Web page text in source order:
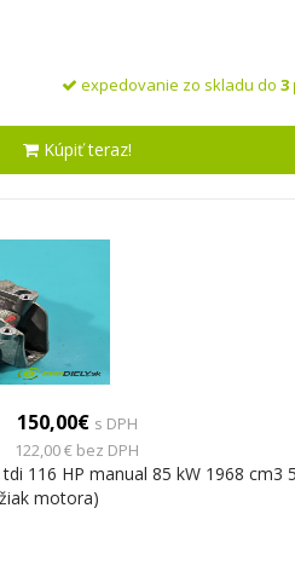
expedovanie zo skladu do 3
Kúpiť teraz!
150,00€ s DPH
122,00 € bez DPH
116 HP manual 85 kW 1968 cm3
motora)